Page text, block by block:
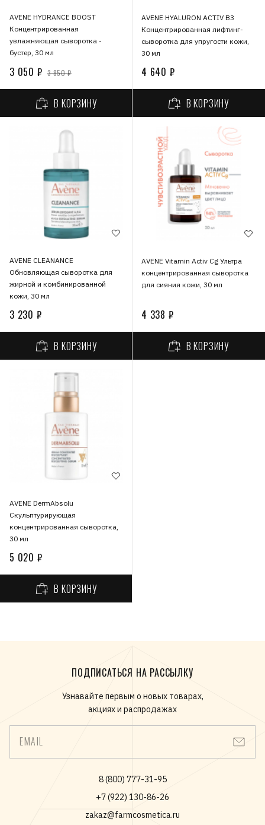
AVENE HYDRANCE BOOST
Концентрированная
увлажняющая сыворотка -
бустер, 30 мл
3 050 ₽ 3 850 ₽
В КОРЗИНУ
AVENE HYALURON ACTIV B3
Концентрированная лифтинг-
сыворотка для упругости кожи,
30 мл
4 640 ₽
В КОРЗИНУ
AVENE CLEANANCE
Обновляющая сыворотка для
жирной и комбинированной
кожи, 30 мл
3 230 ₽
В КОРЗИНУ
AVENE Vitamin Activ Cg Ультра
концентрированная сыворотка
для сияния кожи, 30 мл
4 338 ₽
В КОРЗИНУ
AVENE DermAbsolu
Скульптурирующая
концентрированная сыворотка,
30 мл
5 020 ₽
В КОРЗИНУ
ПОДПИСАТЬСЯ НА РАССЫЛКУ
Узнавайте первым о новых товарах,
акциях и распродажах
EMAIL
8 (800) 777-31-95
+7 (922) 130-86-26
zakaz@farmcosmetica.ru